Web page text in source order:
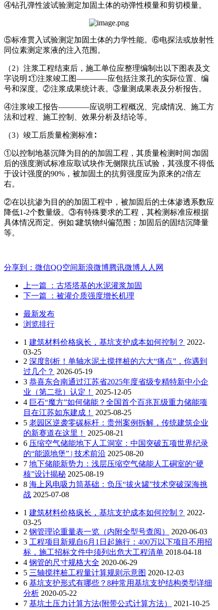
④钻孔弹性波试验测定加固土体的动弹性模量和剪切模量。
⑤标准贯入试验测定加固土体的力学性能。⑥电探法或放射性
同位素测定浆液的注入范围。
（2）注浆工程结束后，施工单位应整理编制出以下图表及文
字说明∶①注浆竣工图————应包括注浆孔的实际位置、编
号和深度。②注浆成果统计表。③量测成果表及分析报告。
④注浆竣工报告————应说明工程概况、完成情况、施工方
法和过程、施工控制、效果分析及结论等。
（3）竣工后质量检测标准∶
①以控制地基沉降为目的的加固工程，其质量检测时间∶加固
后的强度测试标准应取试块作无侧限抗压试验，其强度不得低
于设计强度的90%，被加固土的抗剪强度应为原来的2倍左
右。
②在以抗渗为目的的加固工程中，被加固后的土体渗透系数应
降低1-2个数量级。③有特殊要求的工程，其检测标准应根据
具体情况而定。例如∶建筑物纠偏范围；加固后的固结沉降量
等。
分享到： 微信QQ空间新浪微博腾讯微博人人网
上一篇
：古塔塔基的水泥灌浆加固
下一篇
：被灌介质强度增长机理
最新发布
浏览排行
1 建筑材料价格疯长，基坑支护成本如何控制？ 2022-
03-25
2 深度剖析！单轴水泥土搅拌桩的六大“痛点”，你遇到
过几个？ 2026-05-19
3 恭喜东合南通过江苏省2025年度省级专精特新中小企
业（第二批）认定！
2025-12-05
4 巨石“魔方”如何储能？全国首个百兆瓦级重力储能项
目在江苏如东建成！
2025-08-25
5 老园区逆袭零碳标杆：贵州案例拆解，传统建筑企业
的新赛道在这里！
2025-08-21
6 压缩空气储能地下人工洞室：中国突破五项世界纪录
的“能源地堡” | 技术前沿 2025-08-20
7 地下储能新势力：浅层压缩空气储能人工硐室的“硬
核”设计揭秘 2025-08-19
8 海上风电吸力筒基础：负压“拔火罐”技术突破深海挑
战 2025-07-08
1 建筑材料价格疯长，基坑支护成本如何控制？ 2022-
03-25
2 钢管理论重量表一览（内附全型号查阅）
2020-06-03
3 工程项目新规自6月1日起施行：400万以下项目不用招
标，施工招标文件中须列出危大工程清单 2018-04-18
4 钢管的尺寸规格大全 2020-06-29
5 三轴搅拌桩工程量计算规则示意图 2020-12-03
6 基坑支护形式有哪些？8种常用基坑支护结构类型详细
分析 2020-05-22
7 基坑土压力计算方法(附带公式计算方法）
2021-10-25